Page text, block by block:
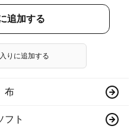
追加する
りに追加する
布
フト